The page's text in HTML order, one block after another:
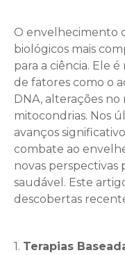
O envelhecimento
biológicos mais
para a ciência. Ele
de fatores como o
DNA, alterações
mitocondrias. Nos
avanços
combate ao
novas perspectivas
saudável. Este
descobertas
1. Terapias